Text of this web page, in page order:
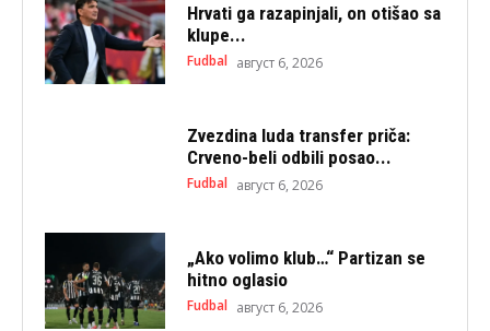
Hrvati ga razapinjali, on otišao sa
klupe...
Fudbal август 6, 2026
Zvezdina luda transfer priča:
Crveno-beli odbili posao...
Fudbal август 6, 2026
„Ako volimo klub…“ Partizan se
hitno oglasio
Fudbal август 6, 2026